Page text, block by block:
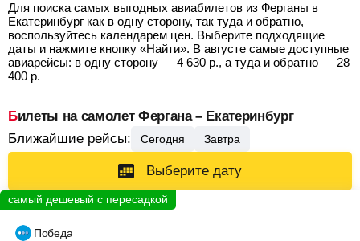
Для поиска самых выгодных авиабилетов из Ферганы в
Екатеринбург как в одну сторону, так туда и обратно,
воспользуйтесь календарем цен. Выберите подходящие
даты и нажмите кнопку «Найти». В августе самые доступные
авиарейсы: в одну сторону — 4 630 р., а туда и обратно — 28
400 р.
Билеты на самолет Фергана – Екатеринбург
Ближайшие рейсы:
Сегодня Завтра
Выберите дату
Победа